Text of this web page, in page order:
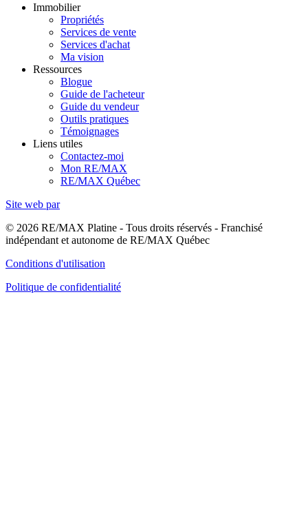
Immobilier
Propriétés
Services de vente
Services d'achat
Ma vision
Ressources
Blogue
Guide de l'acheteur
Guide du vendeur
Outils pratiques
Témoignages
Liens utiles
Contactez-moi
Mon RE/MAX
RE/MAX Québec
Site web par
© 2026 RE/MAX Platine - Tous droits réservés - Franchisé
indépendant et autonome de RE/MAX Québec
Conditions d'utilisation
Politique de confidentialité